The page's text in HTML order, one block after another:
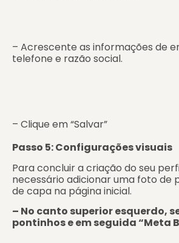
– Acrescente as informações de
telefone e razão social.
– Clique em “Salvar”
Passo 5: Configurações visuais
Para concluir a criação do seu
necessário adicionar uma foto de
de capa na página inicial.
– No canto superior esquerdo,
pontinhos e em seguida “Meta